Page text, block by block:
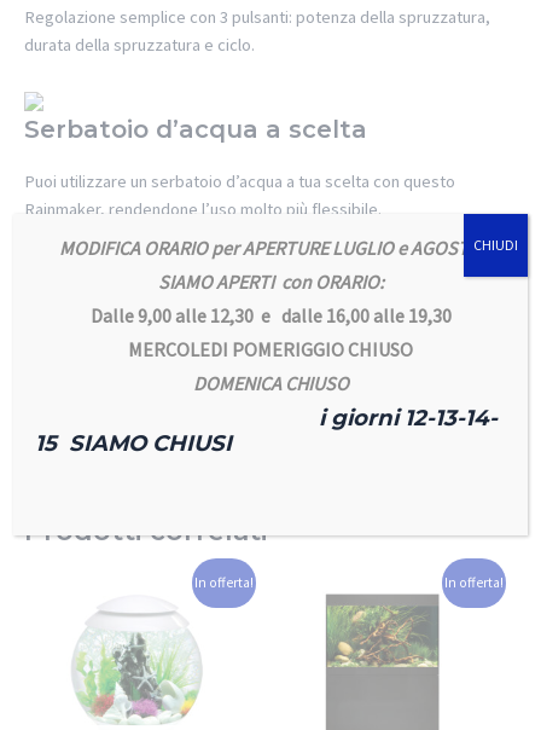
Regolazione semplice con 3 pulsanti: potenza della spruzzatura,
durata della spruzzatura e ciclo.
Serbatoio d’acqua a scelta
Puoi utilizzare un serbatoio d’acqua a tua scelta con questo
Rainmaker, rendendone l’uso molto più flessibile.
Fornito con supporto da appendere, 2 ugelli in rame e tubo.
Espandibile fino a 4 ugelli.
Prodotti correlati
In offerta! In offerta!
MODIFICA ORARIO per APERTURE LUGLIO e AGOSTO
SIAMO APERTI con ORARIO:
Dalle 9,00 alle 12,30 e dalle 16,00 alle 19,30
MERCOLEDI POMERIGGIO CHIUSO
DOMENICA CHIUSO
i giorni 12-13-14-
15 SIAMO CHIUSI
CHIUDI